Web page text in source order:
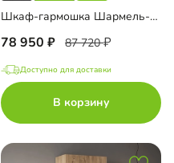
Шкаф-гармошка Шармель-2.2 Лайф Эмаль
78 950 87 720
Доступно для доставки
В корзину